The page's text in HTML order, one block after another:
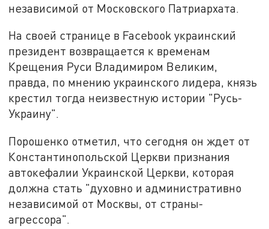
независимой от Московского Патриархата.
На своей странице в Facebook украинский
президент возвращается к временам
Крещения Руси Владимиром Великим,
правда, по мнению украинского лидера, князь
крестил тогда неизвестную истории "Русь-
Украину".
Порошенко отметил, что сегодня он ждет от
Константинопольской Церкви признания
автокефалии Украинской Церкви, которая
должна стать "духовно и административно
независимой от Москвы, от страны-
агрессора".